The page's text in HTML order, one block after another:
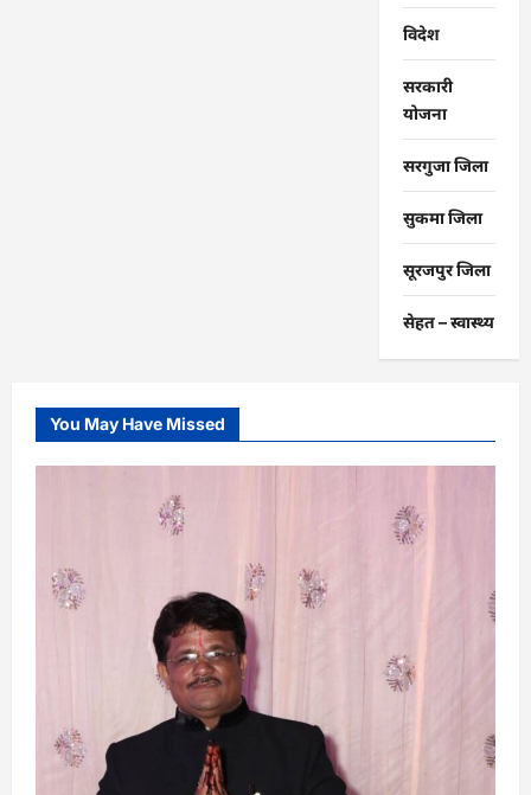
विदेश
सरकारी
योजना
सरगुजा जिला
सुकमा जिला
सूरजपुर जिला
सेहत – स्‍वास्‍थ्‍य
You May Have Missed